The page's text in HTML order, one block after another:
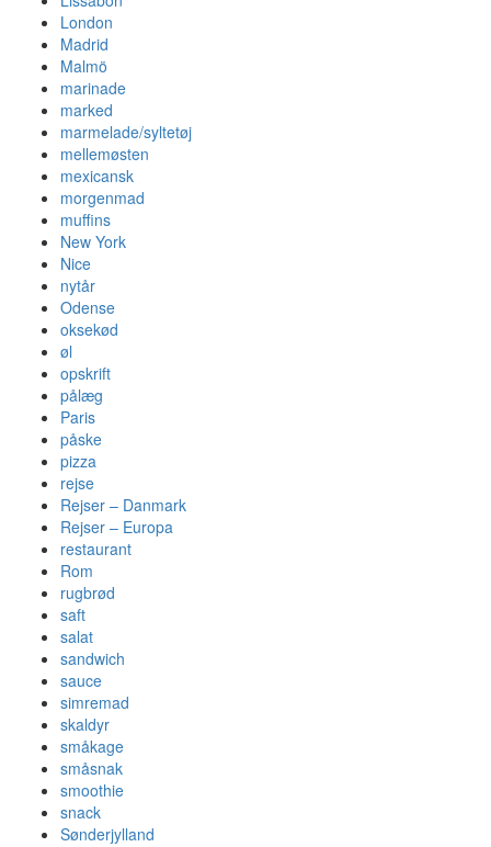
London
Madrid
Malmö
marinade
marked
marmelade/syltetøj
mellemøsten
mexicansk
morgenmad
muffins
New York
Nice
nytår
Odense
oksekød
øl
opskrift
pålæg
Paris
påske
pizza
rejse
Rejser – Danmark
Rejser – Europa
restaurant
Rom
rugbrød
saft
salat
sandwich
sauce
simremad
skaldyr
småkage
småsnak
smoothie
snack
Sønderjylland